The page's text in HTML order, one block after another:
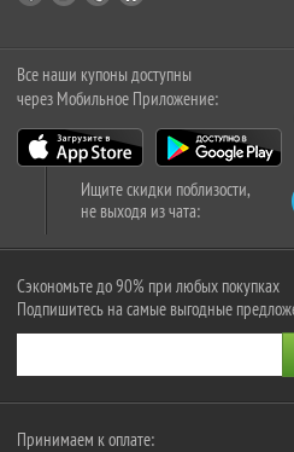
Все наши купоны доступны
через Мобильное Приложение:
Ищите скидки поблизости,
не выходя из чата:
Сэкономьте до 90% при любых покупках
Подпишитесь на самые выгодные
Принимаем к оплате: